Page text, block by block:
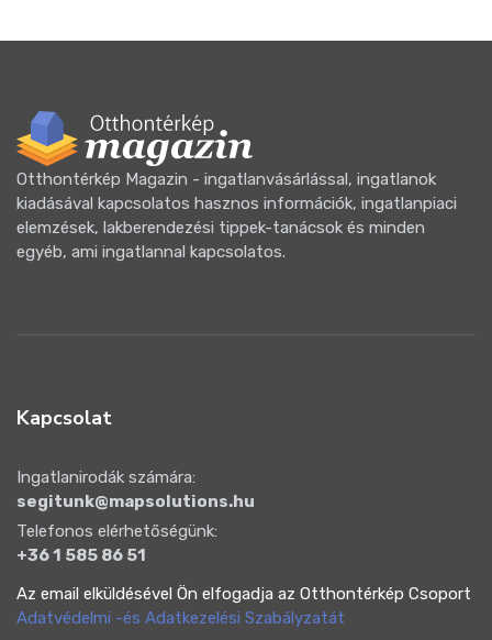
Otthontérkép Magazin - ingatlanvásárlással, ingatlanok
kiadásával kapcsolatos hasznos információk, ingatlanpiaci
elemzések, lakberendezési tippek-tanácsok és minden
egyéb, ami ingatlannal kapcsolatos.
Kapcsolat
Ingatlanirodák számára:
segitunk@mapsolutions.hu
Telefonos elérhetőségünk:
+36 1 585 86 51
Az email elküldésével Ön elfogadja az Otthontérkép Csoport
Adatvédelmi -és Adatkezelési Szabályzatát